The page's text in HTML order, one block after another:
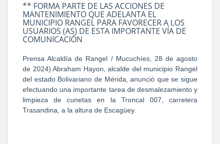
** FORMA PARTE DE LAS ACCIONES DE
MANTENIMIENTO QUE ADELANTA EL
MUNICIPIO RANGEL PARA FAVORECER A LOS
USUARIOS (AS) DE ESTA IMPORTANTE VÍA DE
COMUNICACIÓN
Prensa Alcaldía de Rangel / Mucuchíes, 28 de agosto
de 2024) Abraham Hayon, alcalde del municipio Rangel
del estado Bolivariano de Mérida, anunció que se sigue
efectuando una importante tarea de desmalezamiento y
limpieza de cunetas en la Troncal 007, carretera
Trasandina, a la altura de Escagüey.